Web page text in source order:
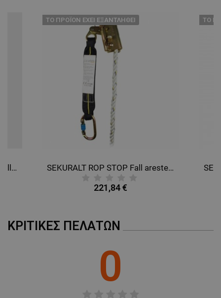
SEKURALT EXPERT PRO 100 Fall protection harness
ТΟ ΠΡΟΪΌΝ ΈΧΕΙ ΕΞΑΝΤΛΗΘΕΊ
SEKURALT ROP STOP Fall arester on rope
221,84 €
ТΟ
ΚΡΙΤΙΚΈΣ ΠΕΛΑΤΏΝ
0